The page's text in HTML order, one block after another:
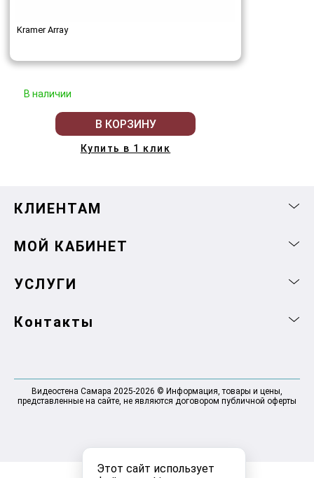
Этот сайт использует
Kramer Array
В наличии
В КОРЗИНУ
Купить в 1 клик
КЛИЕНТАМ
МОЙ КАБИНЕТ
УСЛУГИ
Контакты
Видеостена Самара 2025-2026 © Информация, товары и цены,
представленные на сайте, не являются договором публичной оферты